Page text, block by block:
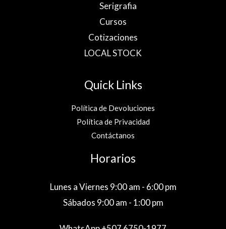
Serigrafia
Cursos
Cotizaciones
LOCAL STOCK
Quick Links
Política de Devoluciones
Política de Privacidad
Contáctanos
Horarios
Lunes a Viernes 9:00 am - 6:00 pm
Sábados 9:00 am - 1:00 pm